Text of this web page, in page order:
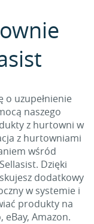
o uzupełnienie
naszego
z hurtowni w
z hurtowniami
wśród
Dzięki
dodatkowy
w systemie i
produkty na
eBay, Amazon.